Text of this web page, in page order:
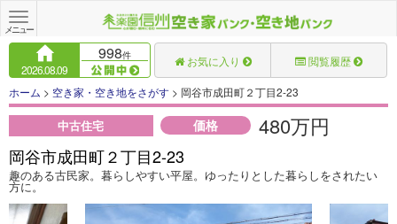
Toggle
navigation
メニュー
2026.08.09
998件 お気に入り 閲覧履歴
ホーム > 空き家・空き地をさがす > 岡谷市成田町２丁目2-23
中古住宅 価格 480万円
岡谷市成田町２丁目2-23
趣のある古民家。暮らしやすい平屋。ゆったりとした暮らしをされたい
方に。